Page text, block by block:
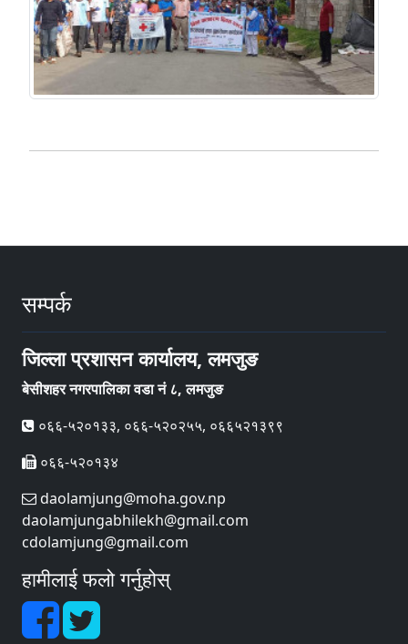
सम्पर्क
जिल्ला प्रशासन कार्यालय, लमजुङ
बेसीशहर नगरपालिका वडा नं ८, लमजुङ
०६६-५२०१३३, ०६६-५२०२५५, ०६६५२१३९९
०६६-५२०१३४
daolamjung@moha.gov.np
daolamjungabhilekh@gmail.com
cdolamjung@gmail.com
हामीलाई फलो गर्नुहोस्